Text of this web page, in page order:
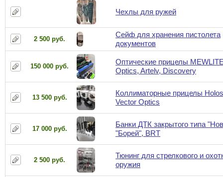
Чехлы для ружей
2 500 руб.
Сейф для хранения пистолета
документов
150 000 руб.
Оптические прицелы
Optics, Artelv, Discovery
13 500 руб.
Коллиматорные прицелы
Vector Optics
17 000 руб.
Банки ДТК закрытого типа
"Борей", BRT
2 500 руб.
Тюнинг для стрелкового и
оружия